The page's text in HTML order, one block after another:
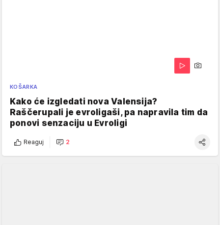
KOŠARKA
Kako će izgledati nova Valensija?
Raščerupali je evroligaši, pa napravila tim da
ponovi senzaciju u Evroligi
Reaguj 2